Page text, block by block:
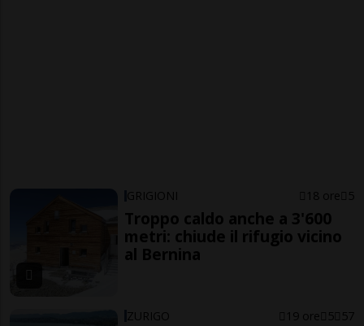
GRIGIONI 18 ore 5
Troppo caldo anche a 3'600
metri: chiude il rifugio vicino
al Bernina
ZURIGO 19 ore 5 57